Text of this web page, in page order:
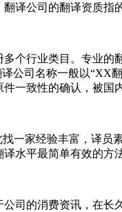
公司的翻译资质指
个行业类目。专业
公司名称一般以“XX
一致性的确认，被国
一家经验丰富，译
水平最简单有效的方
司的消费资讯，在